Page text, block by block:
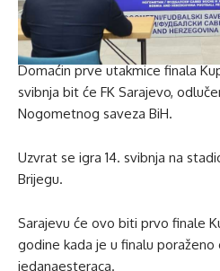
Domaćin prve utakmice finala
svibnja bit će FK Sarajevo,
Nogometnog saveza BiH.
Uzvrat se igra 14. svibnja na
Brijegu.
Sarajevu će ovo biti prvo finale
godine kada je u finalu
jedanaesteraca.